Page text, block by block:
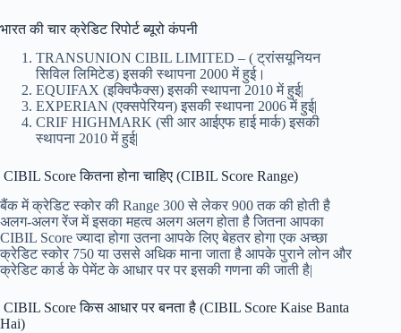
भारत की चार क्रेडिट रिपोर्ट ब्यूरो कंपनी
TRANSUNION CIBIL LIMITED – ( ट्रांसयूनियन
सिविल लिमिटेड) इसकी स्थापना 2000 में हुई।
EQUIFAX (इक्विफैक्स) इसकी स्थापना 2010 में हुई|
EXPERIAN (एक्सपेरियन) इसकी स्थापना 2006 में हुई|
CRIF HIGHMARK (सी आर आईएफ हाई मार्क) इसकी
स्थापना 2010 में हुई|
CIBIL Score कितना होना चाहिए (CIBIL Score Range)
बैंक में क्रेडिट स्कोर की Range 300 से लेकर 900 तक की होती है
अलग-अलग रेंज में इसका महत्व अलग अलग होता है जितना आपका
CIBIL Score ज्यादा होगा उतना आपके लिए बेहतर होगा एक अच्छा
क्रेडिट स्कोर 750 या उससे अधिक माना जाता है आपके पुराने लोन और
क्रेडिट कार्ड के पेमेंट के आधार पर पर इसकी गणना की जाती है|
CIBIL Score किस आधार पर बनता है (CIBIL Score Kaise Banta
Hai)